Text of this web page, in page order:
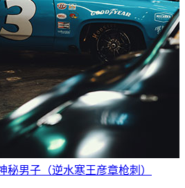
秘男子（逆水寒王彦章枪刺）